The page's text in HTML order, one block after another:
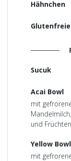
Hähnchen
Sucuk
Acai Bowl
mit
und Früchten
Yellow Bowl
mit